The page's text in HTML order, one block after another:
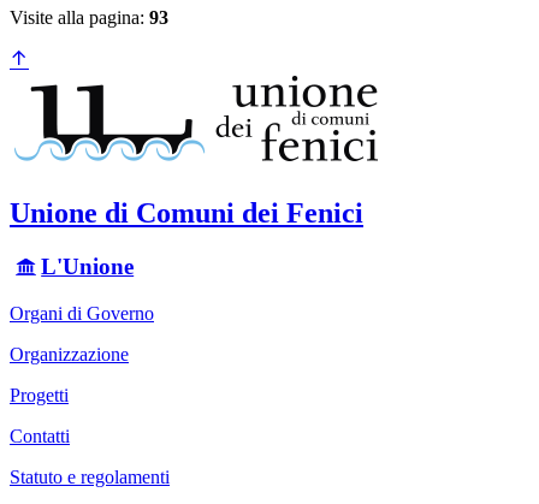
Visite alla pagina: 93
Unione di Comuni dei Fenici
L'Unione
Organi di Governo
Organizzazione
Progetti
Contatti
Statuto e regolamenti